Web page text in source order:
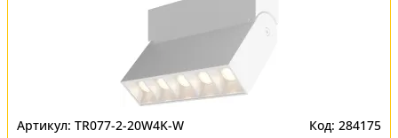
TR077-2-20W4K-W 284175